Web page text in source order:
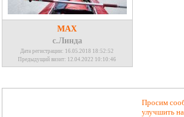
MAX
с.Линда
Дата регистрации: 16.05.2018 18:52:52
Предыдущий визит: 12.04.2022 10:10:46
Просим
улучшить